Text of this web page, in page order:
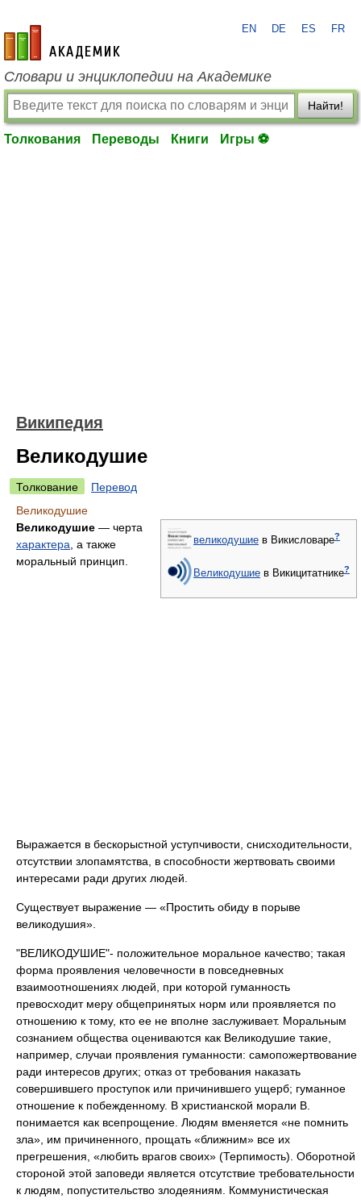
academic.ru
EN DE ES FR
Словари и энциклопедии на Академике
Найти!
Толкования Переводы Книги Игры ⚽
Википедия
Великодушие
Толкование
Перевод
Великодушие
великодушие в Викисловаре?
Великодушие в Викицитатнике?
Великодушие — черта
характера , а также
моральный принцип.
Выражается в бескорыстной уступчивости, снисходительности,
отсутствии злопамятства, в способности жертвовать своими
интересами ради других людей.
Существует выражение — «Простить обиду в порыве
великодушия».
"ВЕЛИКОДУШИЕ"- положительное моральное качество; такая
форма проявления человечности в повседневных
взаимоотношениях людей, при которой гуманность
превосходит меру общепринятых норм или проявляется по
отношению к тому, кто ее не вполне заслуживает. Моральным
сознанием общества оцениваются как Великодушие такие,
например, случаи проявления гуманности: самопожертвование
ради интересов других; отказ от требования наказать
совершившего проступок или причинившего ущерб; гуманное
отношение к побежденному. В христианской морали В.
понимается как всепрощение. Людям вменяется «не помнить
зла», им причиненного, прощать «ближним» все их
прегрешения, «любить врагов своих» (Терпимость). Оборотной
стороной этой заповеди является отсутствие требовательности
к людям, попустительство злодеяниям. Коммунистическая